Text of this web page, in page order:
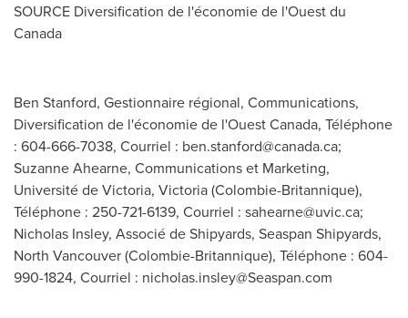
SOURCE Diversification de l'économie de l'Ouest du
Canada
Ben Stanford, Gestionnaire régional, Communications,
Diversification de l'économie de l'Ouest Canada, Téléphone
: 604-666-7038, Courriel : ben.stanford@canada.ca;
Suzanne Ahearne, Communications et Marketing,
Université de Victoria, Victoria (Colombie-Britannique),
Téléphone : 250-721-6139, Courriel : sahearne@uvic.ca;
Nicholas Insley, Associé de Shipyards, Seaspan Shipyards,
North Vancouver (Colombie-Britannique), Téléphone : 604-
990-1824, Courriel : nicholas.insley@Seaspan.com